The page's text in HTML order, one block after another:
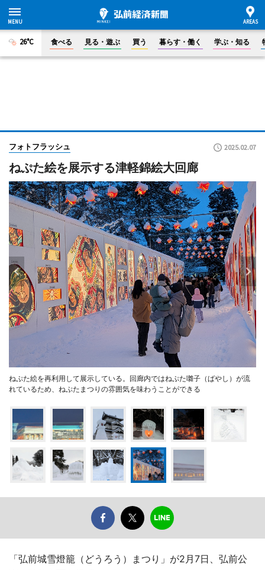
26°C 食べる 見る・遊ぶ 買う 暮らす・働く 学ぶ・知る
フォトフラッシュ 2025.02.07
ねぷた絵を展示する津軽錦絵大回廊
ねぷた絵を再利用して展示している。回廊内ではねぷた囃子（ばやし）が流
れているため、ねぷたまつりの雰囲気を味わうことができる
「弘前城雪燈籠（どうろう）まつり」が2月7日、弘前公